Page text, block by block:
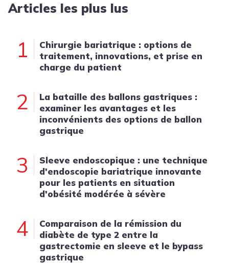
Articles les plus lus
1
Chirurgie bariatrique : options de
traitement, innovations, et prise en
charge du patient
2
La bataille des ballons gastriques :
examiner les avantages et les
inconvénients des options de ballon
gastrique
3
Sleeve endoscopique : une technique
d'endoscopie bariatrique innovante
pour les patients en situation
d'obésité modérée à sévère
4
Comparaison de la rémission du
diabète de type 2 entre la
gastrectomie en sleeve et le bypass
gastrique